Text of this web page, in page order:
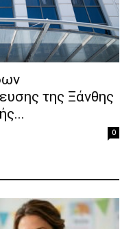
της Ξάνθης
0